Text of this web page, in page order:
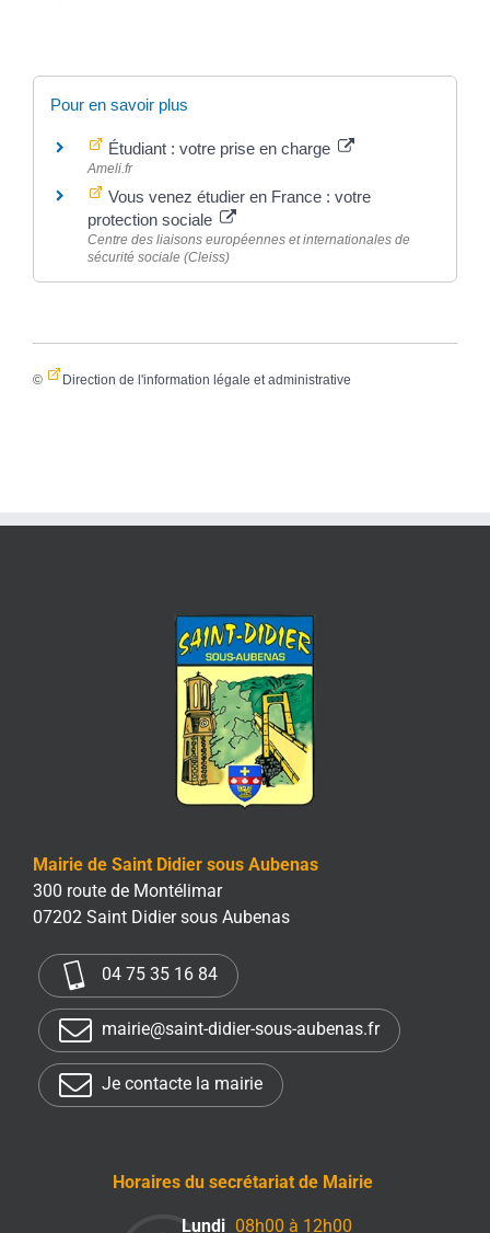
Pour en savoir plus
Étudiant : votre prise en charge
Ameli.fr
Vous venez étudier en France : votre
protection sociale
Centre des liaisons européennes et internationales de
sécurité sociale (Cleiss)
© Direction de l'information légale et administrative
Mairie de Saint Didier sous Aubenas
300 route de Montélimar
07202 Saint Didier sous Aubenas
04 75 35 16 84
mairie@saint-didier-sous-aubenas.fr
Je contacte la mairie
Horaires du secrétariat de Mairie
Lundi 08h00 à 12h00